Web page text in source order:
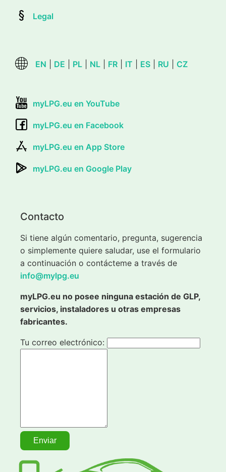
Legal
EN DE PL NL FR IT ES RU CZ
myLPG.eu en YouTube
myLPG.eu en Facebook
myLPG.eu en App Store
myLPG.eu en Google Play
Contacto
Si tiene algún comentario, pregunta, sugerencia
o simplemente quiere saludar, use el formulario
a continuación o contácteme a través de
info@mylpg.eu
myLPG.eu no posee ninguna estación de GLP,
servicios, instaladores u otras empresas
fabricantes.
Tu correo electrónico: